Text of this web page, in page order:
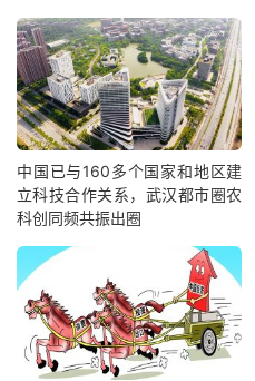
中国已与160多个国家和地区建
立科技合作关系，武汉都市圈农
科创同频共振出圈